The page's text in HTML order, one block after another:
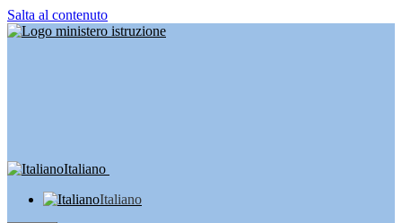
Salta al contenuto
Italiano
Italiano